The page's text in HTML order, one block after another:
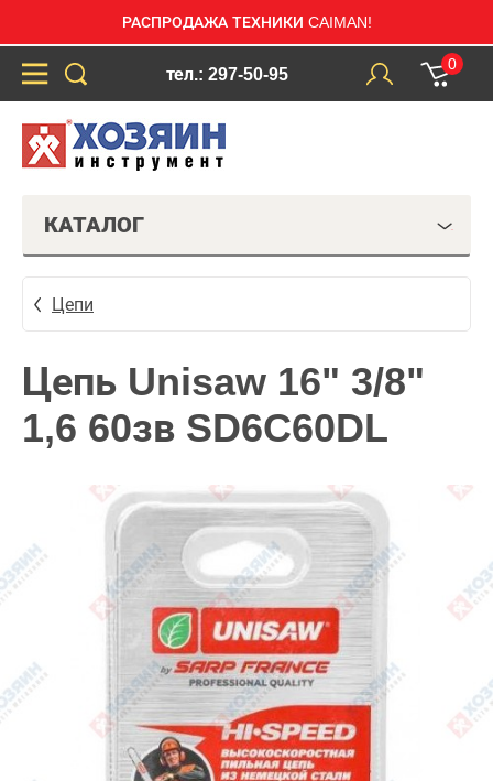
РАСПРОДАЖА ТЕХНИКИ CAIMAN!
тел.: 297-50-95
0
КАТАЛОГ
Цепи
Цепь Unisaw 16" 3/8"
1,6 60зв SD6C60DL